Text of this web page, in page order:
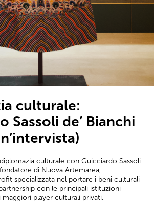
culturale:
Sassoli de’ Bianchi
culturale con Guicciardo Sassoli
di Nuova Artemarea,
specializzata nel portare i beni culturali
con le principali istituzioni
player culturali privati.